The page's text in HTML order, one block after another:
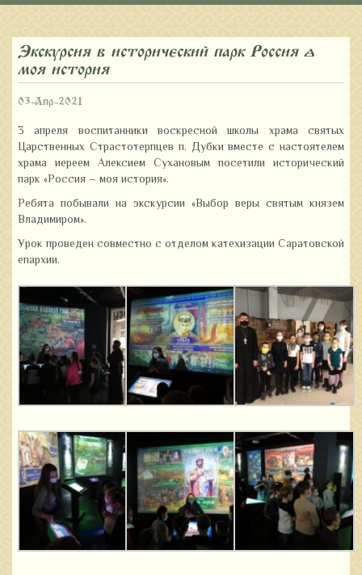
Экскурсия в исторический парк «Россия –
моя история»
03-Апр-2021
3 апреля воспитанники воскресной школы храма святых
Царственных Страстотерпцев п. Дубки вместе с настоятелем
храма иереем Алексием Сухановым посетили исторический
парк «Россия – моя история».
Ребята побывали на экскурсии «Выбор веры святым князем
Владимиром».
Урок проведен совместно с отделом катехизации Саратовской
епархии.